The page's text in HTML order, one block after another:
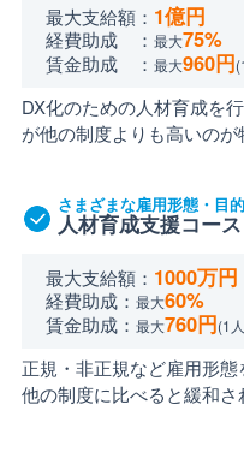
最大支給額： 1億円
経費助成 ： 最大75%
賃金助成 ： 最大960円
DX化のための人材育成を
が他の制度よりも高いのが
さまざまな雇用形態・目
人材育成支援コース
最大支給額： 1000万円
経費助成： 最大60%
賃金助成： 最大760円(1
正規・非正規など雇用形
他の制度に比べると緩和さ